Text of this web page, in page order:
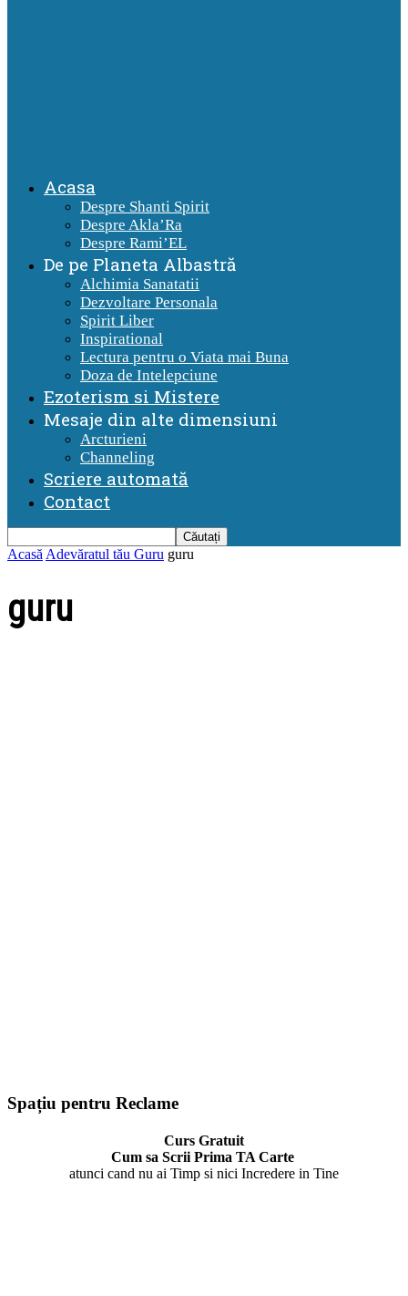
Acasa
Despre Shanti Spirit
Despre Akla’Ra
Despre Rami’EL
De pe Planeta Albastră
Alchimia Sanatatii
Dezvoltare Personala
Spirit Liber
Inspirational
Lectura pentru o Viata mai Buna
Doza de Intelepciune
Ezoterism si Mistere
Mesaje din alte dimensiuni
Arcturieni
Channeling
Scriere automată
Contact
Acasă Adevăratul tău Guru guru
guru
Spațiu pentru Reclame
Curs Gratuit
Cum sa Scrii Prima TA Carte
atunci cand nu ai Timp si nici Incredere in Tine